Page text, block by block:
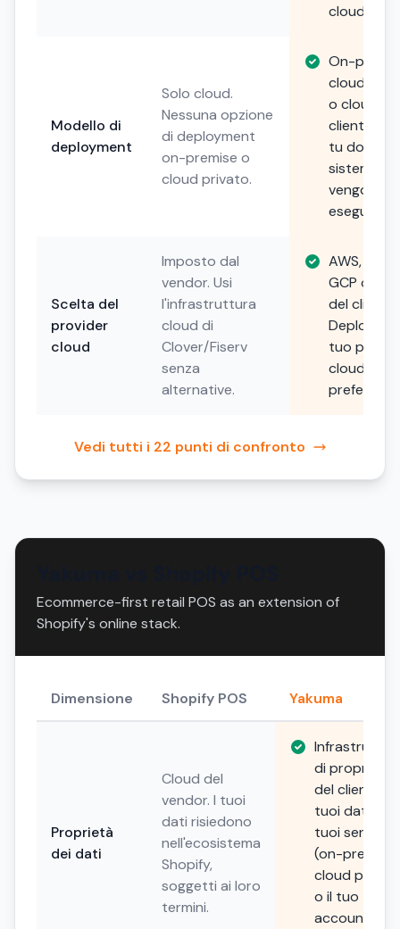
cloud).
Modello di
deployment
Solo cloud.
Nessuna opzione
di deployment
on-premise o
cloud privato.
On-
cloud
o cloud del
cliente.
tu dove i
sistemi
vengono
eseguiti.
Scelta del
provider
cloud
Imposto dal
vendor. Usi
l'infrastruttura
cloud di
Clover/Fiserv
senza
alternative.
AWS,
GCP o
del cliente.
Deploya
tuo
cloud
preferito.
Vedi tutti i 22 punti di confronto
Ecommerce-first retail POS as an extension of
Shopify's online stack.
Dimensione Shopify POS Yakuma
Proprietà
dei dati
Cloud del
vendor. I tuoi
dati risiedono
nell'ecosistema
Shopify,
soggetti ai loro
termini.
di proprietà
del cliente. I
tuoi dati, i
tuoi server
(on-premise,
cloud
o il tuo
account